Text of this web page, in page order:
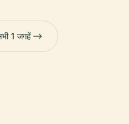
1 जगहें